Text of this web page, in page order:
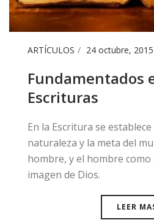
ARTÍCULOS 24 octubre, 2015
Fundamentados
Escrituras
En la Escritura se
naturaleza y la meta del
hombre, y el hombre
imagen de Dios.
LEER